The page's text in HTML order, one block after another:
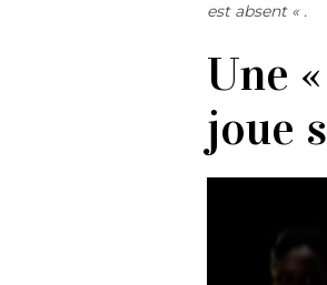
est absent « .
Une
joue